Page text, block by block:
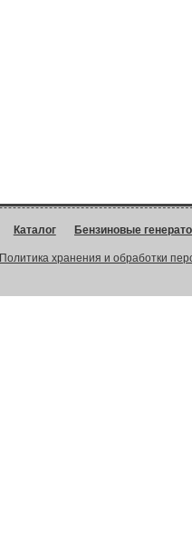
Каталог Бензиновые
Политика хранения и обработки